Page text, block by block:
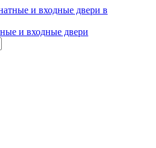
и входные двери